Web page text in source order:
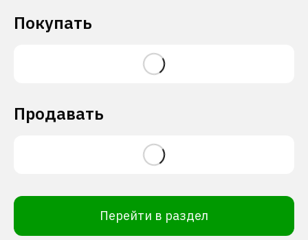
Покупать
Продавать
Перейти в раздел